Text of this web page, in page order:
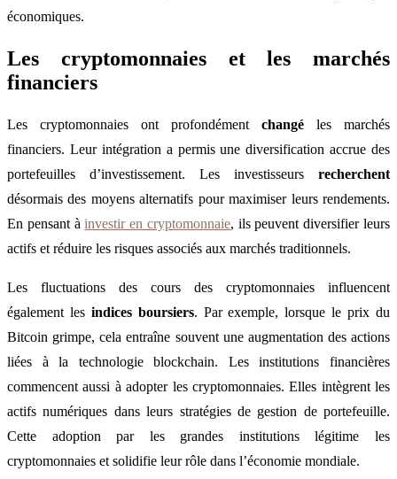
économiques.
Les cryptomonnaies et les marchés
financiers
Les cryptomonnaies ont profondément changé les marchés
financiers. Leur intégration a permis une diversification accrue des
portefeuilles d’investissement. Les investisseurs recherchent
désormais des moyens alternatifs pour maximiser leurs rendements.
En pensant àinvestir en cryptomonnaie, ils peuvent diversifier leurs
actifs et réduire les risques associés aux marchés traditionnels.
Les fluctuations des cours des cryptomonnaies influencent
également les indices boursiers. Par exemple, lorsque le prix du
Bitcoin grimpe, cela entraîne souvent une augmentation des actions
liées à la technologie blockchain. Les institutions financières
commencent aussi à adopter les cryptomonnaies. Elles intègrent les
actifs numériques dans leurs stratégies de gestion de portefeuille.
Cette adoption par les grandes institutions légitime les
cryptomonnaies et solidifie leur rôle dans l’économie mondiale.